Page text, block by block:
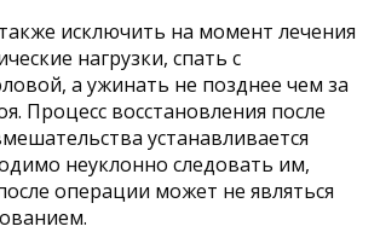
исключить на момент лечения
нагрузки, спать с
а ужинать не позднее чем за
Процесс восстановления после
устанавливается
неуклонно следовать им,
операции может не являться